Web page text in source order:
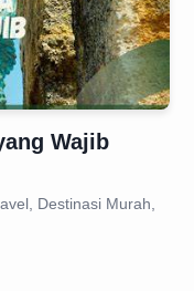
Wajib
Destinasi Murah,